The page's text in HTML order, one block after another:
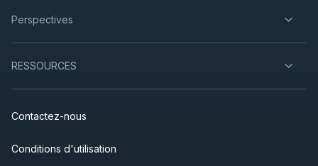
Perspectives
RESSOURCES
Contactez-nous
Conditions d'utilisation